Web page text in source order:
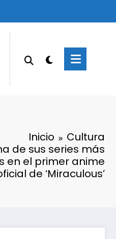
Inicio
Cultura
de sus series más
en el primer anime
de ‘Miraculous’